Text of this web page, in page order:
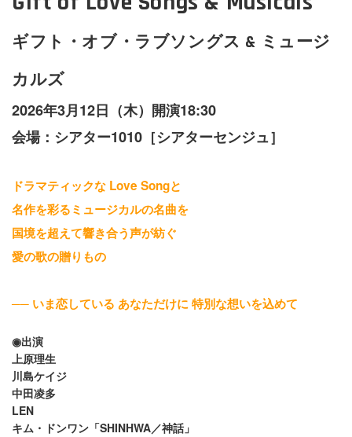
ギフト・オブ・ラブソングス & ミュージ
カルズ
2026年3月12日（木）開演18:30
会場：シアター1010［シアターセンジュ］
ドラマティックな Love Songと
名作を彩るミュージカルの名曲を
国境を超えて響き合う声が紡ぐ
愛の歌の贈りもの
── いま恋している あなただけに 特別な想いを込めて
◉出演
上原理生
川島ケイジ
中田凌多
LEN
キム・ドンワン「SHINHWA／神話」